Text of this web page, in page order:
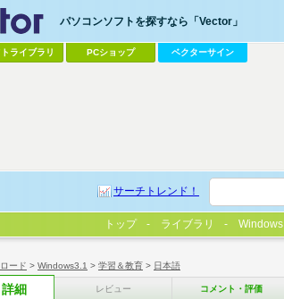
ード > Windows3.1 > 学習＆教育 > 日本語
細 レビュー コメント・評価
パソコンソフトを探すなら「Vector」
ライブラリ PCショップ ベクターサイン
サーチトレンド！
トップ ライブラリ Windows